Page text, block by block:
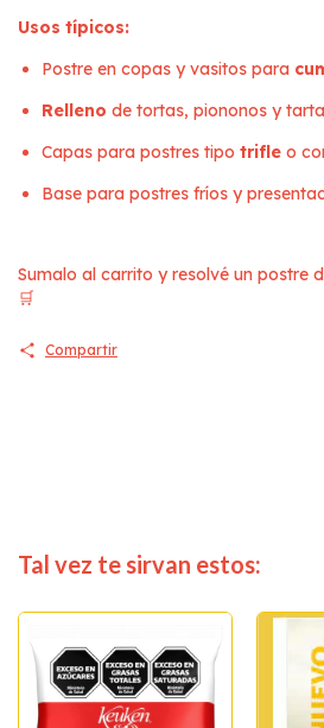
Usos típicos:
Postre en copas y vasitos para
Relleno de tortas, piononos y
Capas para postres tipo trifle o
Base para postres fríos y
Sumalo al carrito y resolvé un postre
🛒
Compartir
Tal vez te sirvan estos: